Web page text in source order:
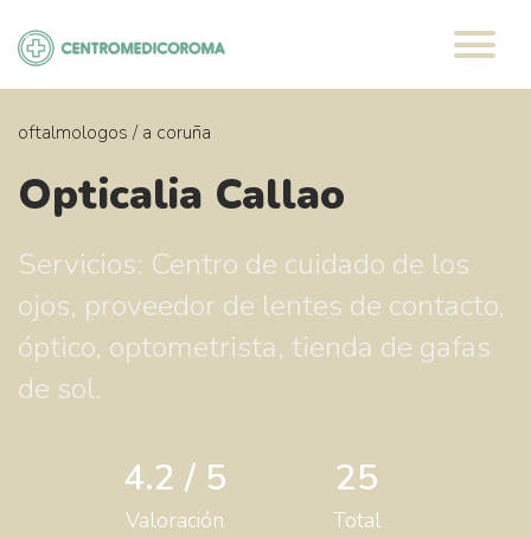
contenido
oftalmologos / a coruña
Opticalia Callao
Servicios: Centro de cuidado de los
ojos, proveedor de lentes de contacto,
óptico, optometrista, tienda de gafas
de sol.
4.2 / 5
Valoración
25
Total